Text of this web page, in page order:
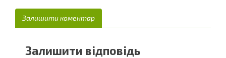
Залишити коментар
Залишити відповідь